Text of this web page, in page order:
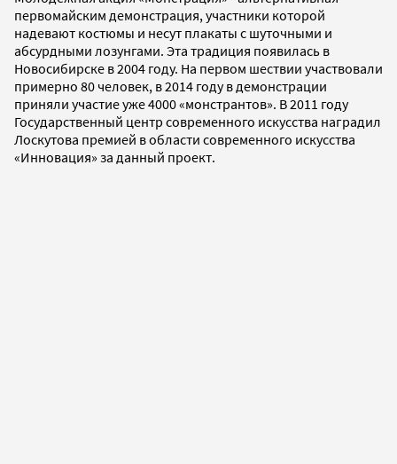
первомайским демонстрация, участники которой
надевают костюмы и несут плакаты с шуточными и
абсурдными лозунгами. Эта традиция появилась в
Новосибирске в 2004 году. На первом шествии участвовали
примерно 80 человек, в 2014 году в демонстрации
приняли участие уже 4000 «монстрантов». В 2011 году
Государственный центр современного искусства наградил
Лоскутова премией в области современного искусства
«Инновация» за данный проект.